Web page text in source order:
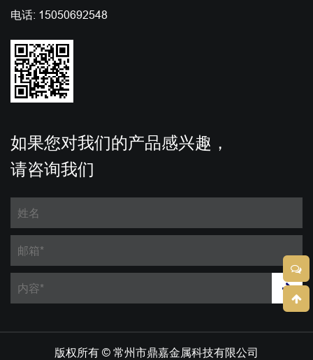
电话: 15050692548
如果您对我们的产品感兴趣，
请咨询我们
版权所有 © 常州市鼎嘉金属科技有限公司